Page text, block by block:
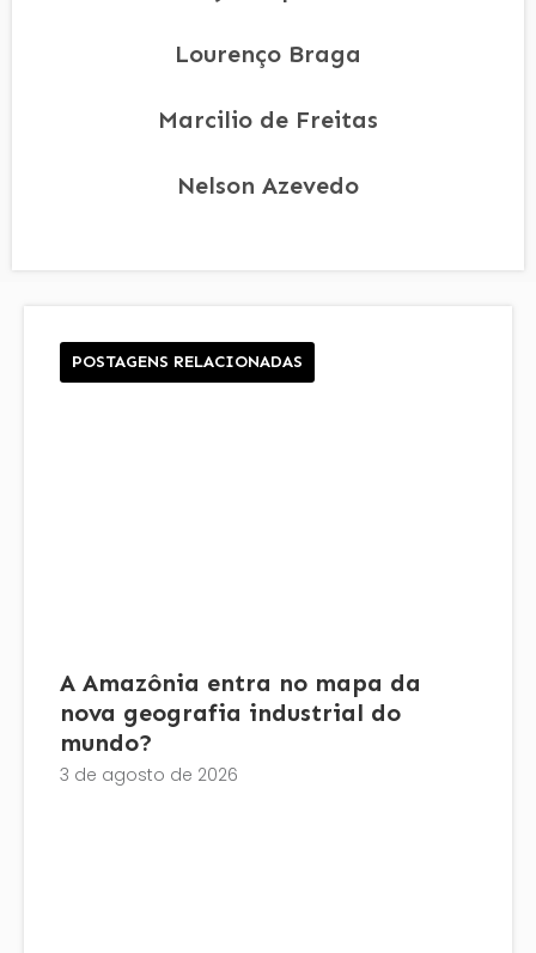
Lourenço Braga
Marcilio de Freitas
Nelson Azevedo
POSTAGENS RELACIONADAS
A Amazônia entra no mapa da
nova geografia industrial do
mundo?
3 de agosto de 2026